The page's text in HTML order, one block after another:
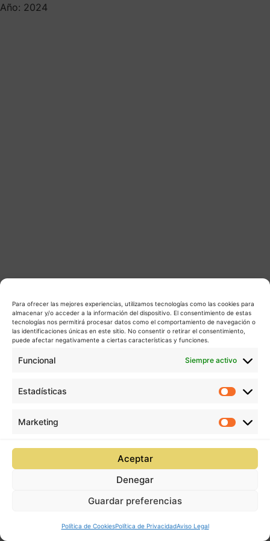
Para ofrecer las mejores experiencias, utilizamos tecnologías como las cookies para
almacenar y/o acceder a la información del dispositivo. El consentimiento de estas
tecnologías nos permitirá procesar datos como el comportamiento de navegación o
las identificaciones únicas en este sitio. No consentir o retirar el consentimiento,
puede afectar negativamente a ciertas características y funciones.
Funcional Siempre activo
Estadísticas
Marketing
Aceptar
Denegar
Guardar preferencias
Política de CookiesPolítica de PrivacidadAviso Legal
Año: 2024